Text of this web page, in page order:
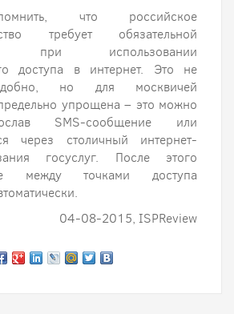
что российское
требует обязательной
при использовании
доступа в интернет. Это не
но для москвичей
упрощена – это можно
SMS-сообщение или
через столичный интернет-
госуслуг. После этого
между точками доступа
04-08-2015, ISPReview